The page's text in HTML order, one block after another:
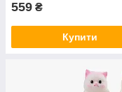
559 ₴
Купити